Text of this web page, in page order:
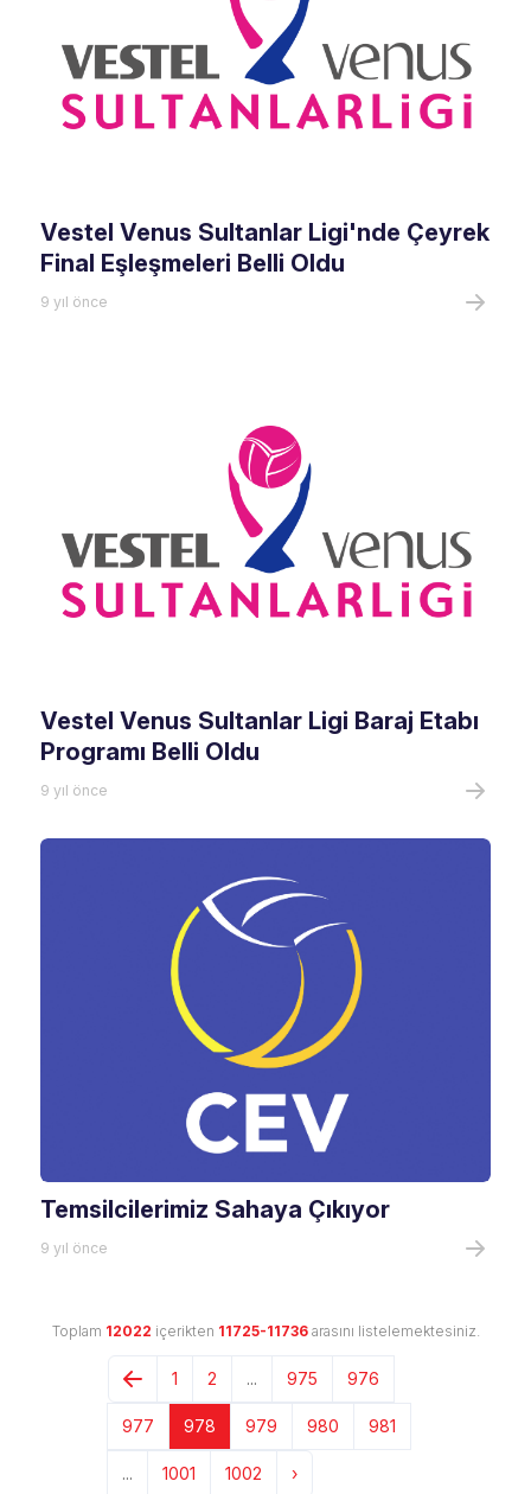
Vestel Venus Sultanlar Ligi'nde Çeyrek
Final Eşleşmeleri Belli Oldu
9 yıl önce
Vestel Venus Sultanlar Ligi Baraj Etabı
Programı Belli Oldu
9 yıl önce
Temsilcilerimiz Sahaya Çıkıyor
9 yıl önce
Toplam 12022 içerikten 11725-11736arasını listelemektesiniz.
1 2 ... 975 976
977 978 979 980 981
... 1001 1002 ›